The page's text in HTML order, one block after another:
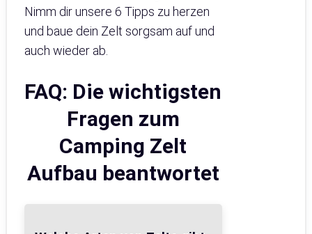
Nimm dir unsere 6 Tipps zu herzen
und baue dein Zelt sorgsam auf und
auch wieder ab.
FAQ: Die wichtigsten
Fragen zum
Camping Zelt
Aufbau beantwortet